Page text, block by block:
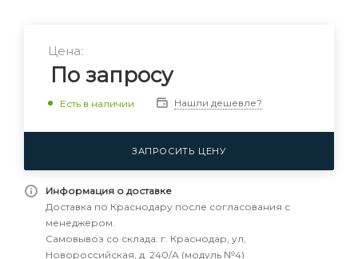
Цена:
По запросу
Есть в наличии Нашли дешевле?
ЗАПРОСИТЬ ЦЕНУ
Информация о доставке
Доставка по Краснодару после согласования с
менеджером.
Самовывоз со склада: г. Краснодар, ул,
Новороссийская, д. 240/А (модуль №4)